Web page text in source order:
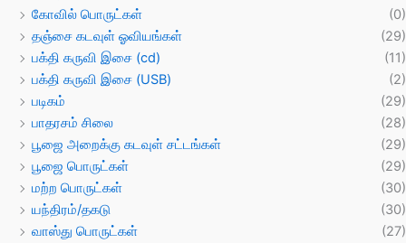
கோவில் பொருட்கள்
(0)
தஞ்சை கடவுள் ஓவியங்கள்
(29)
பக்தி கருவி இசை (cd)
(11)
பக்தி கருவி இசை (USB)
(2)
படிகம்
(29)
பாதரசம் சிலை
(28)
பூஜை அறைக்கு கடவுள் சட்டங்கள்
(29)
பூஜை பொருட்கள்
(29)
மற்ற பொருட்கள்
(30)
யந்திரம்/தகடு
(30)
வாஸ்து பொருட்கள்
(27)